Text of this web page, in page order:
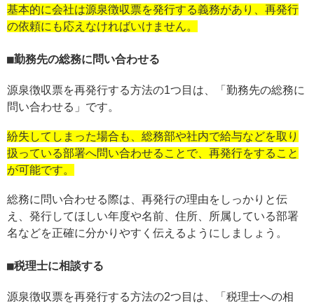
基本的に会社は源泉徴収票を発行する義務があり、再発行
の依頼にも応えなければいけません。
勤務先の総務に問い合わせる
源泉徴収票を再発行する方法の1つ目は、「勤務先の総務に
問い合わせる」です。
紛失してしまった場合も、総務部や社内で給与などを取り
扱っている部署へ問い合わせることで、再発行をすること
が可能です。
総務に問い合わせる際は、再発行の理由をしっかりと伝
え、発行してほしい年度や名前、住所、所属している部署
名などを正確に分かりやすく伝えるようにしましょう。
税理士に相談する
源泉徴収票を再発行する方法の2つ目は、「税理士への相